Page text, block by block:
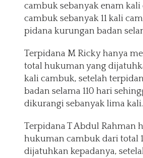
cambuk sebanyak enam
cambuk sebanyak 11 kali
pidana kurungan badan
Terpidana M Ricky hanya
total hukuman yang
kali cambuk, setelah
badan selama 110 hari
dikurangi sebanyak lima kali.
Terpidana T Abdul Rahman
hukuman cambuk dari total
dijatuhkan kepadanya,